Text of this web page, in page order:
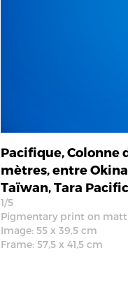
Pacifique, Colonne
mètres, entre
Taïwan, Tara
1/5
Pigmentary print on
Image: 55 x 39,5 cm
Frame: 57,5 x 41,5 cm